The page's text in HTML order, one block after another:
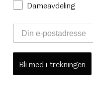
Dameavdeling
Bli med i trekningen